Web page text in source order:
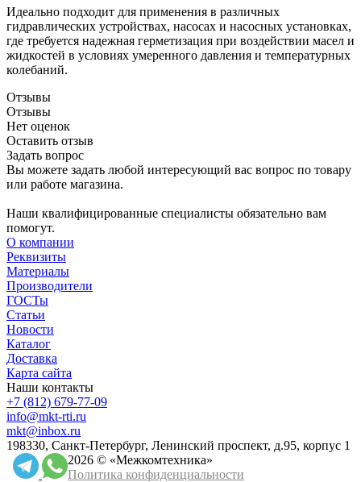
Идеально подходит для применения в различных
гидравлических устройствах, насосах и насосных установках,
где требуется надежная герметизация при воздействии масел и
жидкостей в условиях умеренного давления и температурных
колебаний.
Отзывы
Отзывы
Нет оценок
Оставить отзыв
Задать вопрос
Вы можете задать любой интересующий вас вопрос по товару
или работе магазина.
Наши квалифицированные специалисты обязательно вам
помогут.
О компании
Реквизиты
Материалы
Производители
ГОСТы
Статьи
Новости
Каталог
Доставка
Карта сайта
Наши контакты
+7 (812) 679-77-09
info@mkt-rti.ru
mkt@inbox.ru
198330, Санкт-Петербург, Ленинский проспект, д.95, корпус 1
2026 © «Межкомтехника»
Политика конфиденциальности